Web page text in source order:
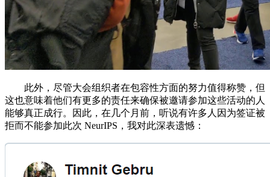
此外，尽管大会组织者在包容性方面的努力值得称赞，但
这也意味着他们有更多的责任来确保被邀请参加这些活动的人
能够真正成行。因此，在几个月前，听说有许多人因为签证被
拒而不能参加此次 NeurIPS，我对此深表遗憾：